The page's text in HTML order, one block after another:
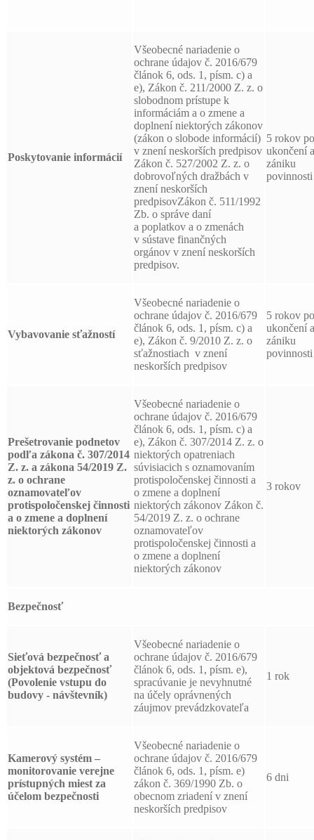
Poskytovanie informácií
Všeobecné nariadenie o
ochrane údajov č. 2016/679
článok 6, ods. 1, písm. c) a
e), Zákon č. 211/2000 Z. z. o
slobodnom prístupe k
informáciám a o zmene a
doplnení niektorých zákonov
(zákon o slobode informácií)
v znení neskorších predpisov
Zákon č. 527/2002 Z. z. o
dobrovoľných dražbách v
znení neskorších
predpisovZákon č. 511/1992
Zb. o správe daní
a poplatkov a o zmenách
v sústave finančných
orgánov v znení neskorších
predpisov.
5 rokov po
ukončení
zániku
povinnosti
Vybavovanie sťažností
Všeobecné nariadenie o
ochrane údajov č. 2016/679
článok 6, ods. 1, písm. c) a
e), Zákon č. 9/2010 Z. z. o
sťažnostiach v znení
neskorších predpisov
5 rokov po
ukončení
zániku
povinnosti
Prešetrovanie podnetov
podľa zákona č. 307/2014
Z. z. a zákona 54/2019 Z.
z. o ochrane
oznamovateľov
protispoločenskej činnosti
a o zmene a doplnení
niektorých zákonov
Všeobecné nariadenie o
ochrane údajov č. 2016/679
článok 6, ods. 1, písm. c) a
e), Zákon č. 307/2014 Z. z. o
niektorých opatreniach
súvisiacich s oznamovaním
protispoločenskej činnosti a
o zmene a doplnení
niektorých zákonov Zákon č.
54/2019 Z. z. o ochrane
oznamovateľov
protispoločenskej činnosti a
o zmene a doplnení
niektorých zákonov
3 rokov
Bezpečnosť
Sieťová bezpečnosť a
objektová bezpečnosť
(Povolenie vstupu do
budovy - návštevník)
Všeobecné nariadenie o
ochrane údajov č. 2016/679
článok 6, ods. 1, písm. e),
spracúvanie je nevyhnutné
na účely oprávnených
záujmov prevádzkovateľa
1 rok
Kamerový systém –
monitorovanie verejne
prístupných miest za
účelom bezpečnosti
Všeobecné nariadenie o
ochrane údajov č. 2016/679
článok 6, ods. 1, písm. e)
zákon č. 369/1990 Zb. o
obecnom zriadení v znení
neskorších predpisov
6 dni